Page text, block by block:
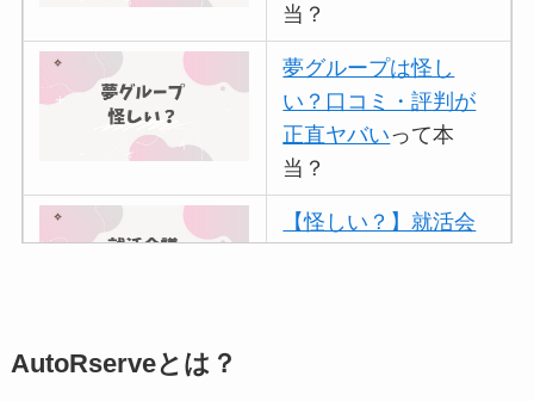
当？
夢グループは怪し
い？口コミ・評判が
正直ヤバいって本
当？
【怪しい？】就活会
AutoRserveとは？